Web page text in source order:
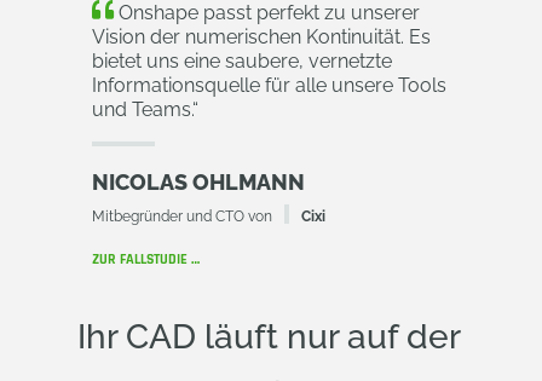
Onshape passt perfekt zu unserer
Vision der numerischen Kontinuität. Es
bietet uns eine saubere, vernetzte
Informationsquelle für alle unsere Tools
und Teams.“
NICOLAS OHLMANN
Mitbegründer und CTO von Cixi
ZUR FALLSTUDIE …
Ihr CAD läuft nur auf der